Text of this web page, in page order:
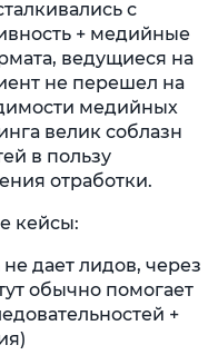
с
+ медийные
ведущиеся на
не перешел на
медийных
велик соблазн
в пользу
отработки.
кейсы:
дает лидов, через
обычно помогает
+